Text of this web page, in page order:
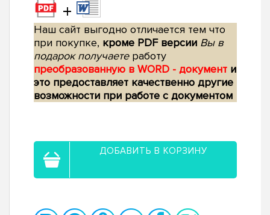
+
Наш сайт выгодно отличается тем что
при покупке, кроме PDF версии Вы в
подарок получаетеработу
преобразованную в WORD - документ и
это предоставляет качественно другие
возможности при работе с документом
ДОБАВИТЬ В КОРЗИНУ